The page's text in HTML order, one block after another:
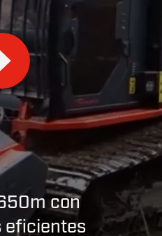
Play
con
eficientes